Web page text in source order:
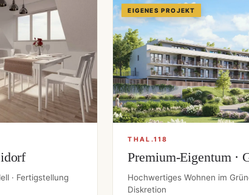
· Fertigstellung
EIGENES PROJEKT
THAL.118
Premium-Eigentum ·
Hochwertiges Wohnen im
Diskretion